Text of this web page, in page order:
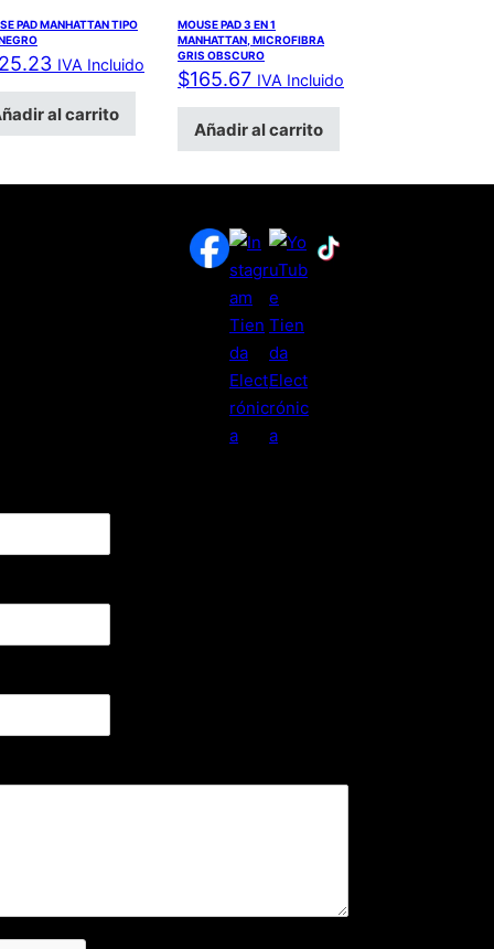
PAD MANHATTAN TIPO
IVA Incluido
al carrito
MOUSE PAD 3 EN 1
MANHATTAN, MICROFIBRA
GRIS OBSCURO
$165.67 IVA Incluido
Añadir al carrito